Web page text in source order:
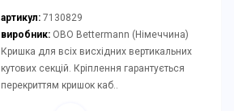
артикул: 7130829
виробник:OBO Bettermann (Німеччина)
Кришка для всіх висхідних вертикальних
кутових секцій. Кріплення гарантується
перекриттям кришок каб..